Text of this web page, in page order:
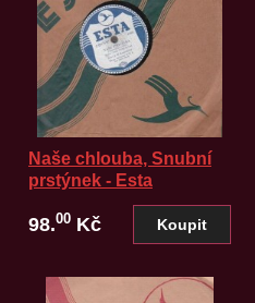
Naše chlouba, Snubní
prstýnek - Esta
98.00Kč